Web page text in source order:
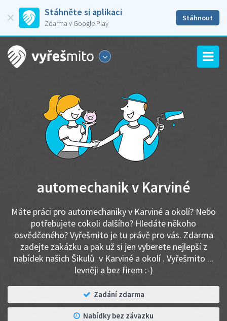
Stáhněte si aplikaci
Zdarma v Google Play
Stáhnout
automechanik v Karviné
Máte práci pro automechaniky v Karviné a okolí? Nebo
potřebujete cokoli dalšího? Hledáte někoho
osvědčeného? Vyřešmito je tu právě pro vás. Zdarma
zadejte zakázku a pak už si jen vyberete nejlepší z
nabídek našich Šikulů v Karviné a okolí . Vyřešmito ...
levněji a bez firem :-)
Zadání zdarma
Nabídky bez závazku